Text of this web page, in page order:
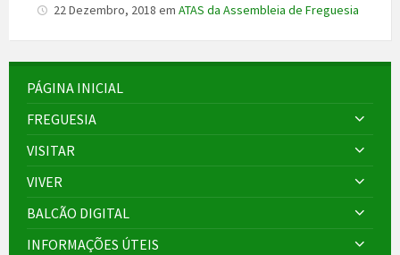
22 Dezembro, 2018 em ATAS da Assembleia de Freguesia
PÁGINA INICIAL
FREGUESIA
VISITAR
VIVER
BALCÃO DIGITAL
INFORMAÇÕES ÚTEIS